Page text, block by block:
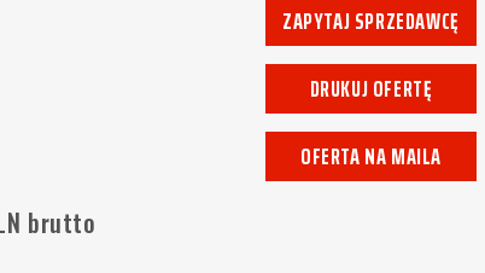
brutto
ZAPYTAJ SPRZEDAWCĘ
DRUKUJ OFERTĘ
OFERTA NA MAILA